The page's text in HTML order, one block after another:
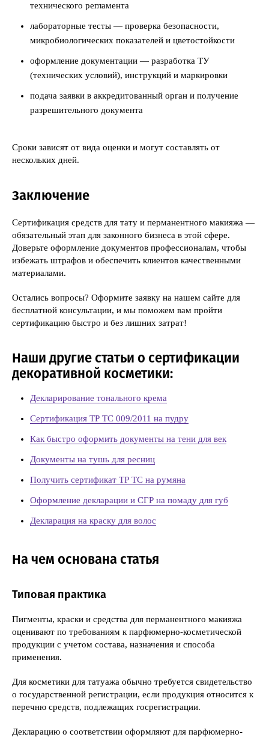
технического регламента
лабораторные тесты — проверка безопасности,
микробиологических показателей и цветостойкости
оформление документации — разработка ТУ
(технических условий), инструкций и маркировки
подача заявки в аккредитованный орган и получение
разрешительного документа
Сроки зависят от вида оценки и могут составлять от
нескольких дней.
Заключение
Сертификация средств для тату и перманентного макияжа —
обязательный этап для законного бизнеса в этой сфере.
Доверьте оформление документов профессионалам, чтобы
избежать штрафов и обеспечить клиентов качественными
материалами.
Остались вопросы? Оформите заявку на нашем сайте для
бесплатной консультации, и мы поможем вам пройти
сертификацию быстро и без лишних затрат!
Наши другие статьи о сертификации
декоративной косметики:
Декларирование тонального крема
Сертификация ТР ТС 009/2011 на пудру
Как быстро оформить документы на тени для век
Документы на тушь для ресниц
Получить сертификат ТР ТС на румяна
Оформление декларации и СГР на помаду для губ
Декларация на краску для волос
На чем основана статья
Типовая практика
Пигменты, краски и средства для перманентного макияжа
оценивают по требованиям к парфюмерно-косметической
продукции с учетом состава, назначения и способа
применения.
Для косметики для татуажа обычно требуется свидетельство
о государственной регистрации, если продукция относится к
перечню средств, подлежащих госрегистрации.
Декларацию о соответствии оформляют для парфюмерно-